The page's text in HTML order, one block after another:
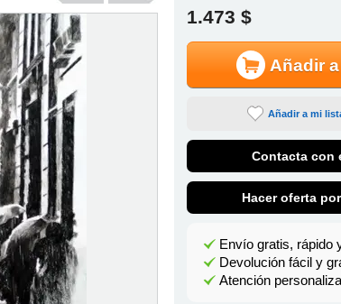
1.473 $
Añadir
Añadir a mi
Contacta con
Hacer oferta
Envío gratis, rápido
Devolución fácil y
Atención